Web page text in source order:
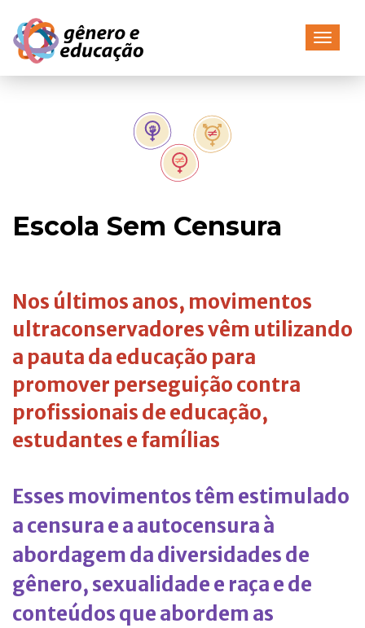
Pular
para
o
conteúdo
Escola Sem Censura
Nos últimos anos, movimentos
ultraconservadores vêm utilizando
a pauta da educação para
promover perseguição contra
profissionais de educação,
estudantes e famílias
Esses movimentos têm estimulado
a censura e a autocensura à
abordagem da diversidades de
gênero, sexualidade e raça e de
conteúdos que abordem as